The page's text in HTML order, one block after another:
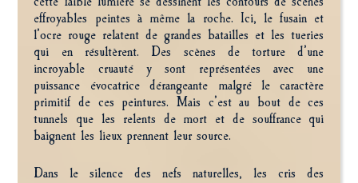
effroyables peintes à même la roche. Ici, le fusain et
l’ocre rouge relatent de grandes batailles et les tueries
qui en résultèrent. Des scènes de torture d’une
incroyable cruauté y sont représentées avec une
puissance évocatrice dérangeante malgré le caractère
primitif de ces peintures. Mais c’est au bout de ces
tunnels que les relents de mort et de souffrance qui
baignent les lieux prennent leur source.
Dans le silence des nefs naturelles, les cris des